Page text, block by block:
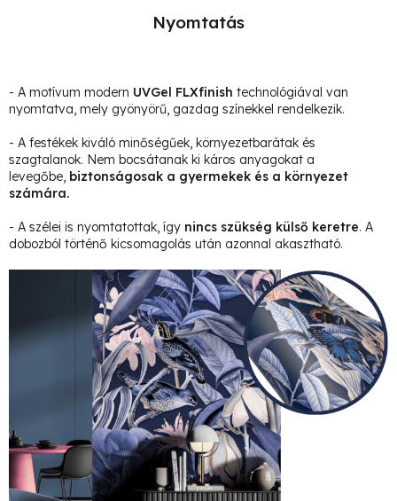
Nyomtatás
- A motívum modern UVGel FLXfinish technológiával van
nyomtatva, mely gyönyörű, gazdag színekkel rendelkezik.
- A festékek kiváló minőségűek, környezetbarátak és
szagtalanok. Nem bocsátanak ki káros anyagokat a
levegőbe, biztonságosak a gyermekek és a környezet
számára.
- A szélei is nyomtatottak, így nincs szükség külső keretre. A
dobozból történő kicsomagolás után azonnal akasztható.